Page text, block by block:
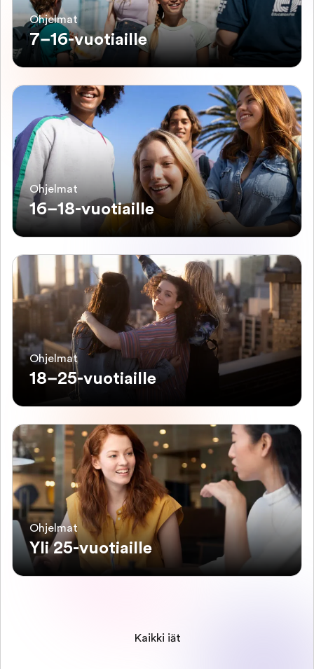
Ohjelmat
7–16-vuotiaille
Ohjelmat
16–18-vuotiaille
Ohjelmat
18–25-vuotiaille
Ohjelmat
Yli 25-vuotiaille
Kaikki iät